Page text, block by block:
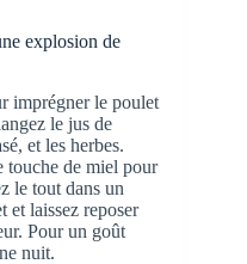
explosion de
imprégner le poulet
le jus de
et les herbes.
touche de miel pour
le tout dans un
et laissez reposer
Pour un goût
nuit.